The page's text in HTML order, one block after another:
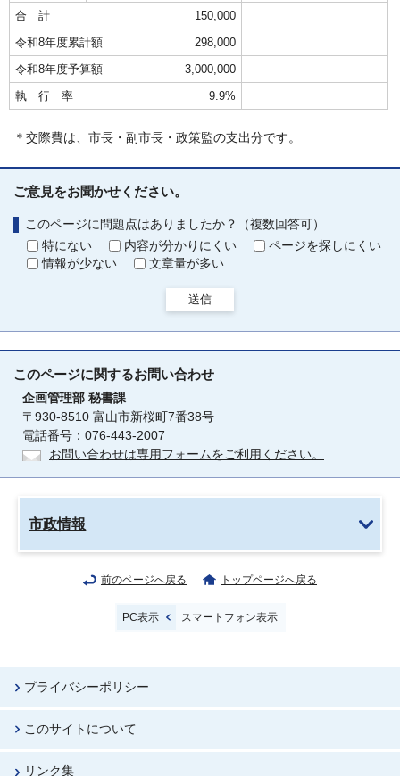
合 計
150,000
令和8年度累計額
298,000
令和8年度予算額
3,000,000
執 行 率
9.9%
＊交際費は、市長・副市長・政策監の支出分です。
ご意見をお聞かせください。
このページに問題点はありましたか？（複数回答可）
特にない
内容が分かりにくい
ページを探しにくい
情報が少ない
文章量が多い
送信
このページに関するお問い合わせ
企画管理部 秘書課
〒930-8510 富山市新桜町7番38号
電話番号：076-443-2007
お問い合わせは専用フォームをご利用ください。
市政情報
前のページへ戻る トップページへ戻る
PC表示 スマートフォン表示
プライバシーポリシー
このサイトについて
リンク集